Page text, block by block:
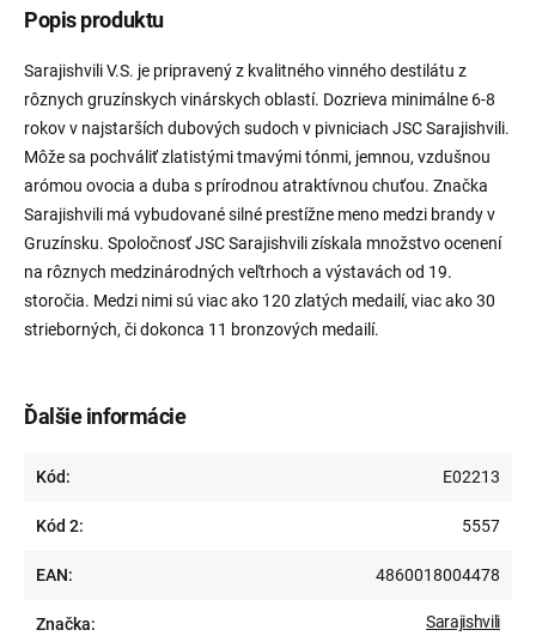
Ďalšie informácie
Kód: E02213
Kód 2: 5557
EAN: 4860018004478
Značka: Sarajishvili
Popis produktu
Sarajishvili V.S. je pripravený z kvalitného ​​vinného destilátu z
rôznych gruzínskych vinárskych oblastí. Dozrieva minimálne 6-8
rokov v najstarších dubových sudoch v pivniciach JSC Sarajishvili.
Môže sa pochváliť zlatistými tmavými tónmi, jemnou, vzdušnou
arómou ovocia a duba s prírodnou atraktívnou chuťou. Značka
Sarajishvili má vybudované silné prestížne meno medzi brandy v
Gruzínsku. Spoločnosť JSC Sarajishvili získala množstvo ocenení
na rôznych medzinárodných veľtrhoch a výstavách od 19.
storočia. Medzi nimi sú viac ako 120 zlatých medailí, viac ako 30
strieborných, či dokonca 11 bronzových medailí.